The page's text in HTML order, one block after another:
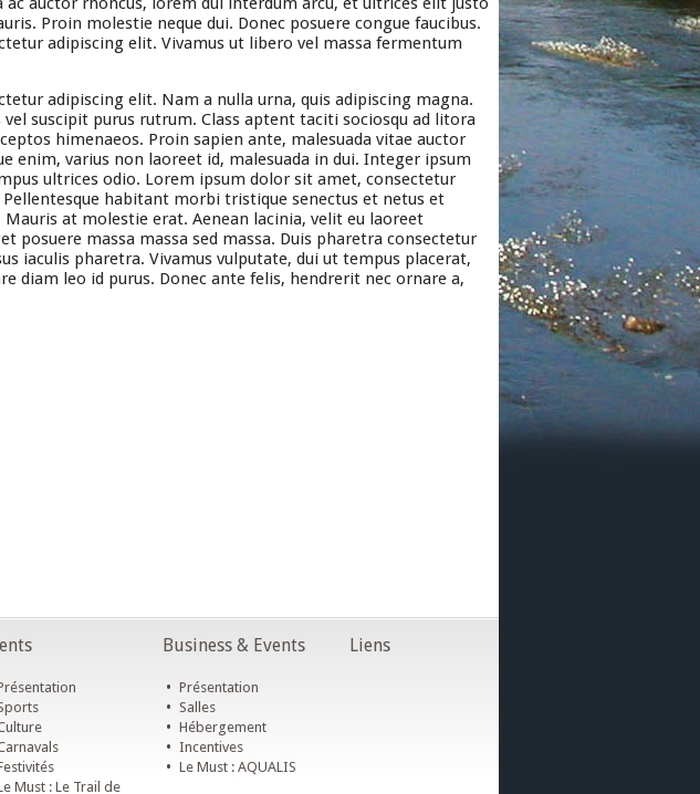
Proin molestie neque dui. Donec posuere congue faucibus.
adipiscing elit. Vivamus ut libero vel massa fermentum
adipiscing elit. Nam a nulla urna, quis adipiscing magna.
suscipit purus rutrum. Class aptent taciti sociosqu ad litora
himenaeos. Proin sapien ante, malesuada vitae auctor
enim, varius non laoreet id, malesuada in dui. Integer ipsum
ultrices odio. Lorem ipsum dolor sit amet, consectetur
Pellentesque habitant morbi tristique senectus et netus et
Mauris at molestie erat. Aenean lacinia, velit eu laoreet
posuere massa massa sed massa. Duis pharetra consectetur
iaculis pharetra. Vivamus vulputate, dui ut tempus placerat,
diam leo id purus. Donec ante felis, hendrerit nec ornare a,
Business & Events Liens
Must : Le Trail de
• Présentation
• Salles
• Hébergement
• Incentives
• Le Must : AQUALIS